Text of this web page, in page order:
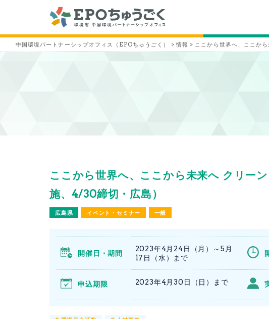
中国環境パートナーシップオフィス（EPOちゅうごく） >情報 > ここから世界へ、ここか
ここから世界へ、ここから未来へ クリー
施、4/30締切・広島）
広島県 イベント・セミナー 一般
開催日・期間
2023年4月24日（月）～5月
17日（水）まで
申込期限 2023年4月30日（日）まで​